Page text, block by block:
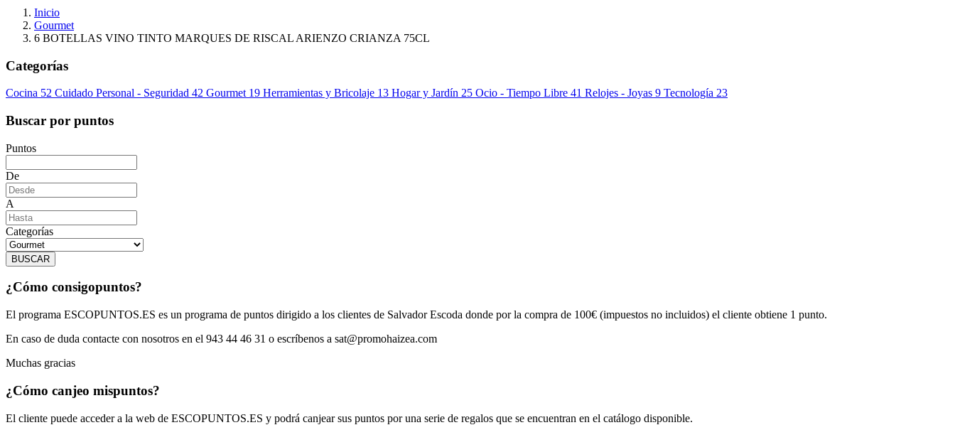
Inicio
Gourmet
6 BOTELLAS VINO TINTO MARQUES DE RISCAL ARIENZO CRIANZA 75CL
Categorías
Cocina 52 Cuidado Personal - Seguridad 42 Gourmet 19 Herramientas y Bricolaje 13 Hogar y Jardín 25 Ocio - Tiempo Libre 41 Relojes - Joyas 9 Tecnología 23
Buscar por puntos
Puntos
De
A
Categorías
BUSCAR
¿Cómo consigopuntos?
El programa ESCOPUNTOS.ES es un programa de puntos dirigido a los clientes de Salvador Escoda donde por la compra de 100€ (impuestos no incluidos) el cliente obtiene 1 punto.
En caso de duda contacte con nosotros en el 943 44 46 31 o escríbenos a sat@promohaizea.com
Muchas gracias
¿Cómo canjeo mispuntos?
El cliente puede acceder a la web de ESCOPUNTOS.ES y podrá canjear sus puntos por una serie de regalos que se encuentran en el catálogo disponible.